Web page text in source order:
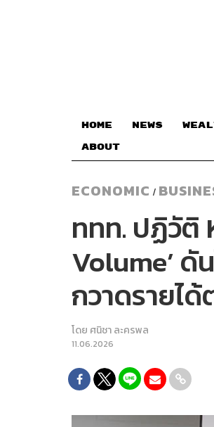
HOME NEWS
ABOUT
ECONOMIC /
ททท. ปฏิวัติ
Volume’ ดั
กวาดรายไ
โดย ศนิชา ละครพล
11.06.2026